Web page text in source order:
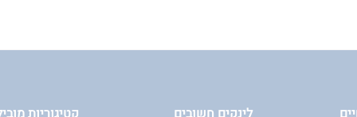
לינקים חשובים קטיגוריות